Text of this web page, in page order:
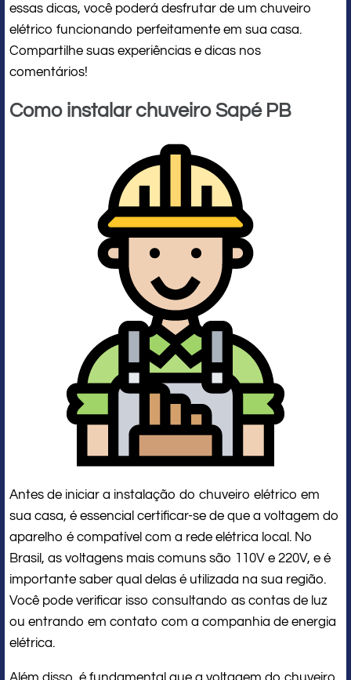
essas dicas, você poderá desfrutar de um chuveiro
elétrico funcionando perfeitamente em sua casa.
Compartilhe suas experiências e dicas nos
comentários!
Como instalar chuveiro Sapé PB
Antes de iniciar a instalação do chuveiro elétrico em
sua casa, é essencial certificar-se de que a voltagem do
aparelho é compatível com a rede elétrica local. No
Brasil, as voltagens mais comuns são 110V e 220V, e é
importante saber qual delas é utilizada na sua região.
Você pode verificar isso consultando as contas de luz
ou entrando em contato com a companhia de energia
elétrica.